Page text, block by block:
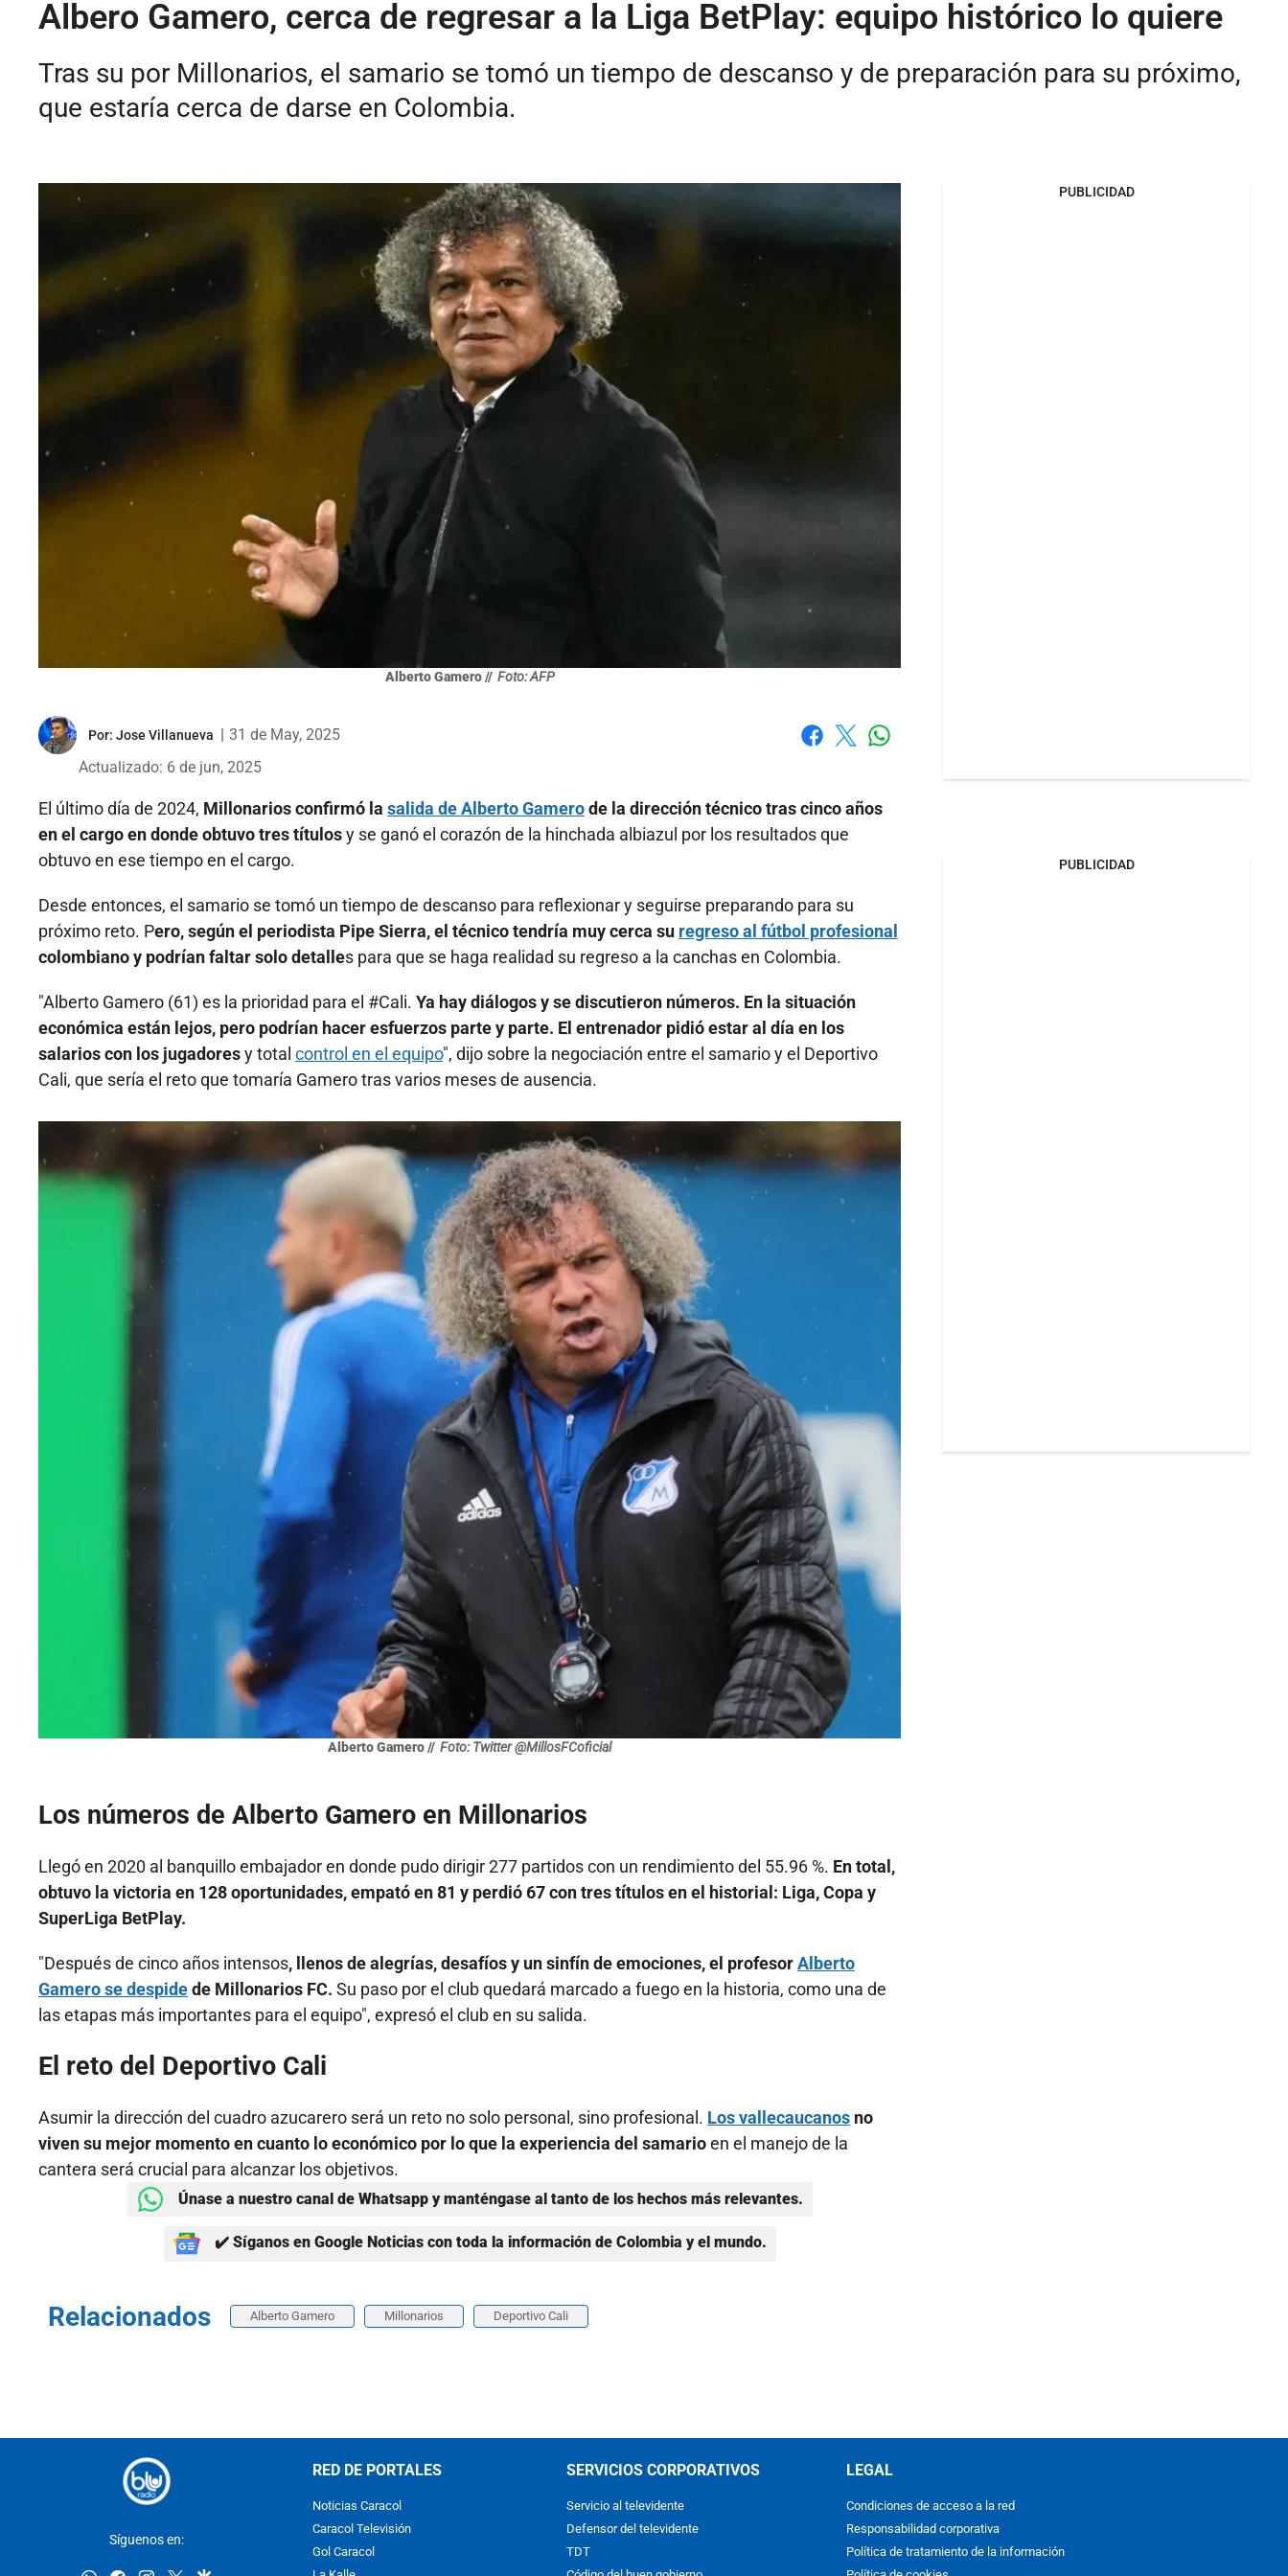
Albero Gamero, cerca de regresar a la Liga BetPlay: equipo histórico lo quiere
Tras su por Millonarios, el samario se tomó un tiempo de descanso y de preparación para su próximo,
que estaría cerca de darse en Colombia.
Alberto Gamero // Foto: AFP
Por: Jose Villanueva
31 de May, 2025
Actualizado: 6 de jun, 2025
El último día de 2024, Millonarios confirmó la salida de Alberto Gamerode la dirección técnico tras cinco años
en el cargo en donde obtuvo tres títulosy se ganó el corazón de la hinchada albiazul por los resultados que
obtuvo en ese tiempo en el cargo.
Desde entonces, el samario se tomó un tiempo de descanso para reflexionar y seguirse preparando para su
próximo reto. Pero, según el periodista Pipe Sierra, el técnico tendría muy cerca su regreso al fútbol profesional
colombiano y podrían faltar solo detalles para que se haga realidad su regreso a la canchas en Colombia.
"Alberto Gamero (61) es la prioridad para el #Cali. Ya hay diálogos y se discutieron números. En la situación
económica están lejos, pero podrían hacer esfuerzos parte y parte. El entrenador pidió estar al día en los
salarios con los jugadoresy total control en el equipo", dijo sobre la negociación entre el samario y el Deportivo
Cali, que sería el reto que tomaría Gamero tras varios meses de ausencia.
Alberto Gamero // Foto: Twitter @MillosFCoficial
Los números de Alberto Gamero en Millonarios
Llegó en 2020 al banquillo embajador en donde pudo dirigir 277 partidos con un rendimiento del 55.96 %. En total,
obtuvo la victoria en 128 oportunidades, empató en 81 y perdió 67 con tres títulos en el historial: Liga, Copa y
SuperLiga BetPlay.
"Después de cinco años intensos, llenos de alegrías, desafíos y un sinfín de emociones, el profesorAlberto
Gamero se despidede Millonarios FC. Su paso por el club quedará marcado a fuego en la historia, como una de
las etapas más importantes para el equipo", expresó el club en su salida.
El reto del Deportivo Cali
Asumir la dirección del cuadro azucarero será un reto no solo personal, sino profesional. Los vallecaucanos no
viven su mejor momento en cuanto lo económico por lo que la experiencia del samarioen el manejo de la
cantera será crucial para alcanzar los objetivos.
Únase a nuestro canal de Whatsapp y manténgase al tanto de los hechos más relevantes.
✔️ Síganos en Google Noticias con toda la información de Colombia y el mundo.
Relacionados Alberto Gamero Millonarios Deportivo Cali
PUBLICIDAD
PUBLICIDAD
Síguenos en:
RED DE PORTALES
Noticias Caracol
Caracol Televisión
Gol Caracol
SERVICIOS CORPORATIVOS
Servicio al televidente
Defensor del televidente
TDT
LEGAL
Condiciones de acceso a la red
Responsabilidad corporativa
Política de tratamiento de la información